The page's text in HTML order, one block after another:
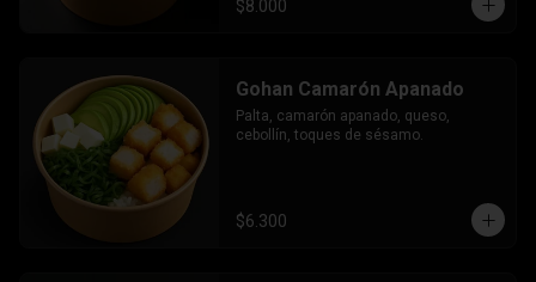
$8.000
Gohan Camarón Apanado
Palta, camarón apanado, queso,
cebollín, toques de sésamo.
$6.300